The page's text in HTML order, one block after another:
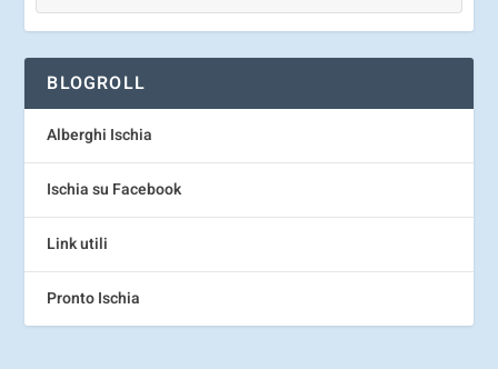
BLOGROLL
Alberghi Ischia
Ischia su Facebook
Link utili
Pronto Ischia